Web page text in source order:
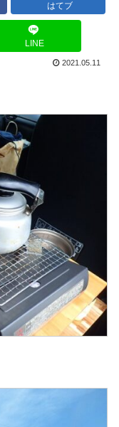
はてブ
LINE
2021.05.11